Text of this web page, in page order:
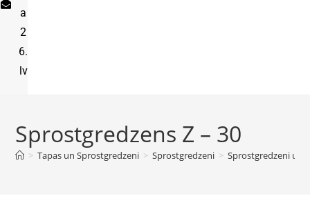
a
2
6.
lv
Sprostgredzens Z – 30
> Tapas un Sprostgredzeni > Sprostgredzeni > Sprostgredzeni uz